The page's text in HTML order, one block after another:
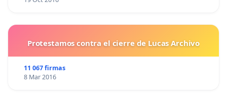
Protestamos contra el cierre de Lucas Archivo
11 067 firmas
8 Mar 2016